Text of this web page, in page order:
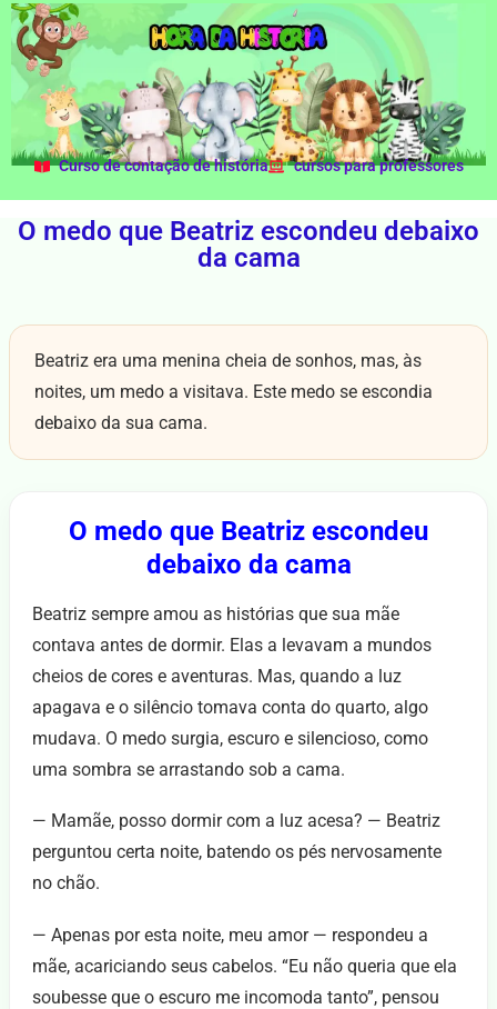
Curso de contação de história cursos para professores
O medo que Beatriz escondeu debaixo
da cama
Beatriz era uma menina cheia de sonhos, mas, às
noites, um medo a visitava. Este medo se escondia
debaixo da sua cama.
O medo que Beatriz escondeu
debaixo da cama
Beatriz sempre amou as histórias que sua mãe
contava antes de dormir. Elas a levavam a mundos
cheios de cores e aventuras. Mas, quando a luz
apagava e o silêncio tomava conta do quarto, algo
mudava. O medo surgia, escuro e silencioso, como
uma sombra se arrastando sob a cama.
— Mamãe, posso dormir com a luz acesa? — Beatriz
perguntou certa noite, batendo os pés nervosamente
no chão.
— Apenas por esta noite, meu amor — respondeu a
mãe, acariciando seus cabelos. “Eu não queria que ela
soubesse que o escuro me incomoda tanto”, pensou